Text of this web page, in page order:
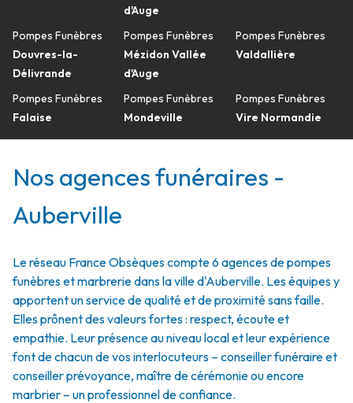
Pompes Funèbres
Douvres-la-
Délivrande
Pompes Funèbres
Falaise
d'Auge
Pompes Funèbres
Mézidon Vallée
d'Auge
Pompes Funèbres
Mondeville
Pompes Funèbres
Valdallière
Pompes Funèbres
Vire Normandie
Nos agences funéraires -
Auberville
Le réseau France Obsèques compte 6 agences de pompes
funèbres et marbrerie dans la ville d'Auberville. Les équipes y
apportent un service de qualité et de proximité sans faille.
Elles prônent des valeurs fortes : respect, écoute et
empathie. Leur présence au niveau local et leur expérience
font de chacun de vos interlocuteurs – conseiller funéraire et
conseiller prévoyance, maître de cérémonie ou encore
marbrier – un professionnel de confiance.